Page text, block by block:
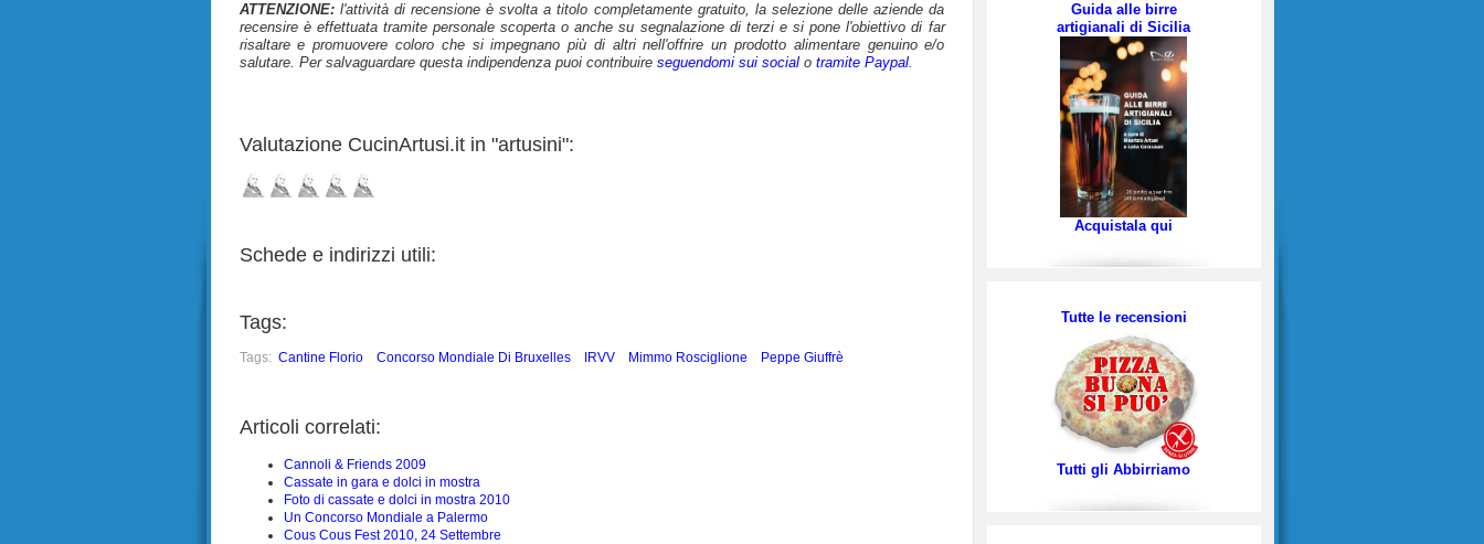
ATTENZIONE:l'attività di recensione è svolta a titolo completamente gratuito, la selezione delle aziende da
recensire è effettuata tramite personale scoperta o anche su segnalazione di terzi e si pone l'obiettivo di far
risaltare e promuovere coloro che si impegnano più di altri nell'offrire un prodotto alimentare genuino e/o
salutare. Per salvaguardare questa indipendenza puoi contribuire seguendomi sui socialo tramite Paypal.
Valutazione CucinArtusi.it in "artusini":
Schede e indirizzi utili:
Tags:
Tags: Cantine Florio Concorso Mondiale Di Bruxelles IRVV Mimmo Rosciglione Peppe Giuffrè
Articoli correlati:
Cannoli & Friends 2009
Cassate in gara e dolci in mostra
Foto di cassate e dolci in mostra 2010
Un Concorso Mondiale a Palermo
Cous Cous Fest 2010, 24 Settembre
Guida alle birre
artigianali di Sicilia
Acquistala qui
Tutte le recensioni
Tutti gli Abbirriamo